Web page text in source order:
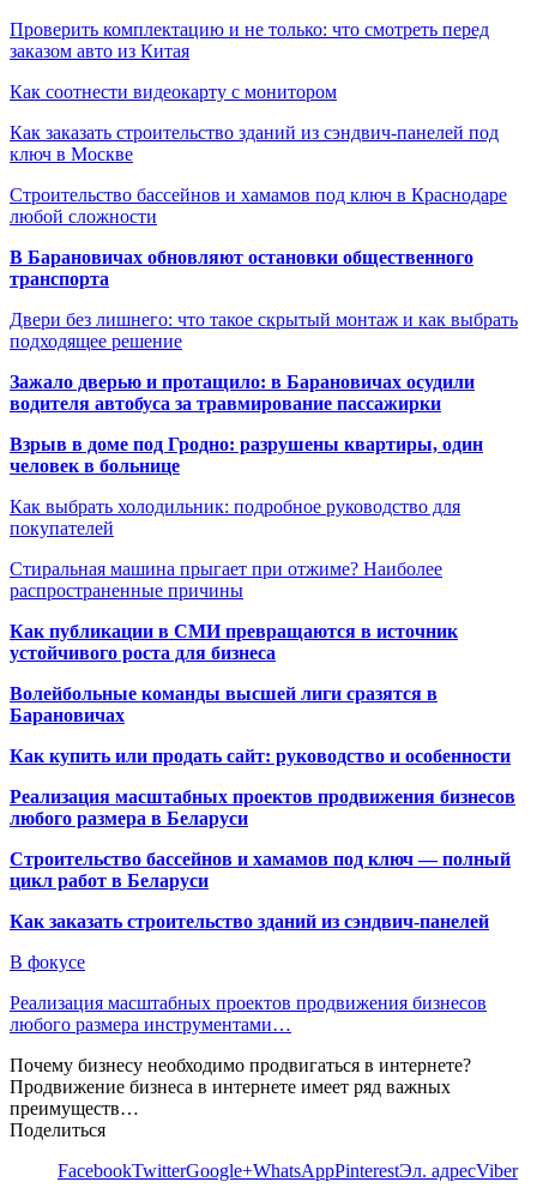
Проверить комплектацию и не только: что смотреть перед
заказом авто из Китая
Как соотнести видеокарту с монитором
Как заказать строительство зданий из сэндвич-панелей под
ключ в Москве
Строительство бассейнов и хамамов под ключ в Краснодаре
любой сложности
В Барановичах обновляют остановки общественного
транспорта
Двери без лишнего: что такое скрытый монтаж и как выбрать
подходящее решение
Зажало дверью и протащило: в Барановичах осудили
водителя автобуса за травмирование пассажирки
Взрыв в доме под Гродно: разрушены квартиры, один
человек в больнице
Как выбрать холодильник: подробное руководство для
покупателей
Стиральная машина прыгает при отжиме? Наиболее
распространенные причины
Как публикации в СМИ превращаются в источник
устойчивого роста для бизнеса
Волейбольные команды высшей лиги сразятся в
Барановичах
Как купить или продать сайт: руководство и особенности
Реализация масштабных проектов продвижения бизнесов
любого размера в Беларуси
Строительство бассейнов и хамамов под ключ — полный
цикл работ в Беларуси
Как заказать строительство зданий из сэндвич-панелей
В фокусе
Реализация масштабных проектов продвижения бизнесов
любого размера инструментами…
Почему бизнесу необходимо продвигаться в интернете?
Продвижение бизнеса в интернете имеет ряд важных
преимуществ…
Поделиться
FacebookTwitterGoogle+WhatsAppPinterestЭл. адресViber